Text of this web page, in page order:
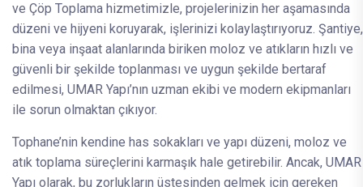
ve Çöp Toplama hizmetimizle, projelerinizin her aşamasında
düzeni ve hijyeni koruyarak, işlerinizi kolaylaştırıyoruz. Şantiye,
bina veya inşaat alanlarında biriken moloz ve atıkların hızlı ve
güvenli bir şekilde toplanması ve uygun şekilde bertaraf
edilmesi, UMAR Yapı’nın uzman ekibi ve modern ekipmanları
ile sorun olmaktan çıkıyor.
Tophane’nin kendine has sokakları ve yapı düzeni, moloz ve
atık toplama süreçlerini karmaşık hale getirebilir. Ancak, UMAR
Yapı olarak, bu zorlukların üstesinden gelmek için gereken